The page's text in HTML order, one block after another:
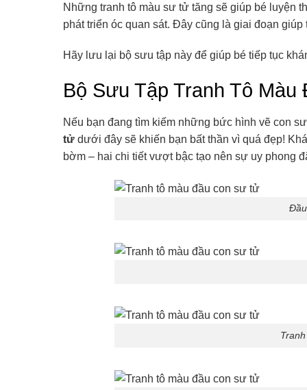
Những tranh tô màu sư tử tăng sẽ giúp bé luyện
phát triển óc quan sát. Đây cũng là giai đoạn
Hãy lưu lại bộ sưu tập này để giúp bé tiếp tục
Bộ Sưu Tập Tranh Tô
Nếu bạn đang tìm kiếm những bức hình vẽ con
tử dưới đây sẽ khiến bạn bất thần vì quá đẹp!
bờm – hai chi tiết vượt bậc tạo nên sự uy phong